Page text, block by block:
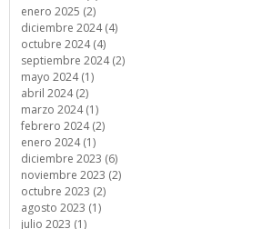
enero 2025 (2)
diciembre 2024 (4)
octubre 2024 (4)
septiembre 2024 (2)
mayo 2024 (1)
abril 2024 (2)
marzo 2024 (1)
febrero 2024 (2)
enero 2024 (1)
diciembre 2023 (6)
noviembre 2023 (2)
octubre 2023 (2)
agosto 2023 (1)
julio 2023 (1)